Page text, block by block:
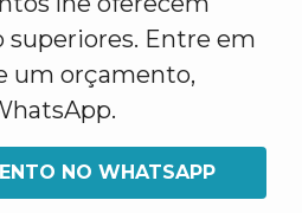
Entre em
um orçamento,
NO WHATSAPP